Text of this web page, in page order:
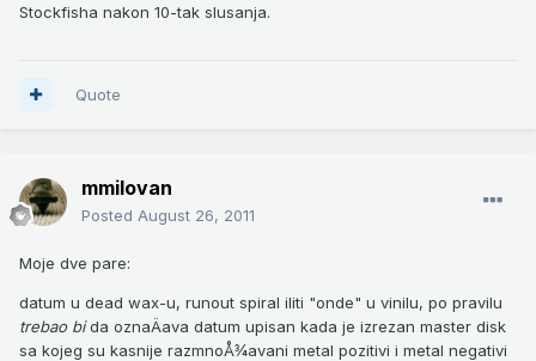
Stockfisha nakon 10-tak slusanja.
Quote
mmilovan
Posted August 26, 2011
Moje dve pare:
datum u dead wax-u, runout spiral iliti "onde" u vinilu, po pravilu
trebao bida oznaÄava datum upisan kada je izrezan master disk
sa kojeg su kasnije razmnoÅ¾avani metal pozitivi i metal negativi